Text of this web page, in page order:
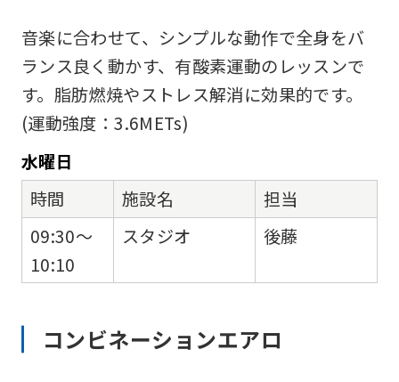
音楽に合わせて、シンプルな動作で全身をバ
ランス良く動かす、有酸素運動のレッスンで
す。脂肪燃焼やストレス解消に効果的です。
(運動強度：3.6METs)
水曜日
時間
09:30～
10:10
施設名
スタジオ
担当
後藤
コンビネーションエアロ